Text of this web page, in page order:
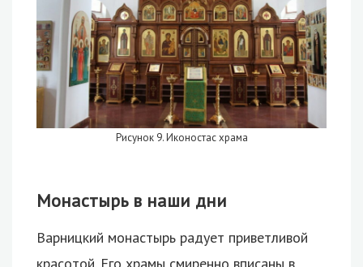
Рисунок 9. Иконостас храма
Монастырь в наши дни
Варницкий монастырь радует приветливой
красотой. Его храмы смиренно вписаны в